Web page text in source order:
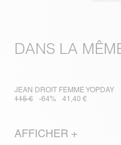
DANS LA
JEAN DROIT FEMME YOPDAY
115 €
-64% 41,40 €
AFFICHER +